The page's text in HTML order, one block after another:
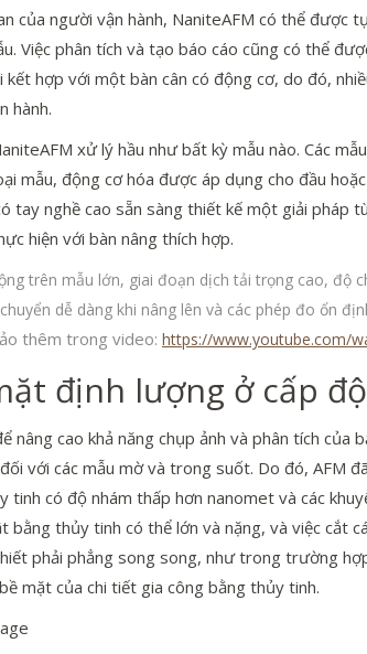
của người vận hành, NaniteAFM có thể được
Việc phân tích và tạo báo cáo cũng có thể
kết hợp với một bàn cân có động cơ, do đó,
hành.
xử lý hầu như bất kỳ mẫu nào. Các
mẫu, động cơ hóa được áp dụng cho đầu
tay nghề cao sẵn sàng thiết kế một giải pháp
hiện với bàn nâng thích hợp.
trên mẫu lớn, giai đoạn dịch tải trọng cao, độ
dễ dàng khi nâng lên và các phép đo ổn
thêm trong video: https://www.youtube.com/
định lượng ở cấp
nâng cao khả năng chụp ảnh và phân tích
với các mẫu mờ và trong suốt. Do đó,
tinh có độ nhám thấp hơn nanomet và các
bằng thủy tinh có thể lớn và nặng, và việc cắt
phải phẳng song song, như trong trường
mặt của chi tiết gia công bằng thủy tinh.